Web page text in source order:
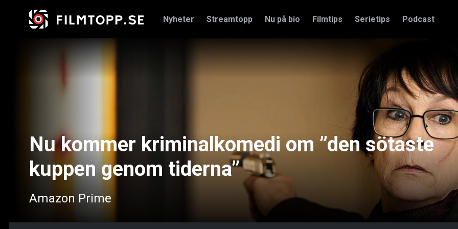
Nyheter Streamtopp Nu på bio Filmtips Serietips Podcast
Nu kommer kriminalkomedi om ”den sötaste
kuppen genom tiderna”
Amazon Prime